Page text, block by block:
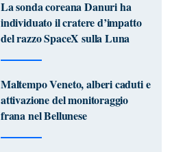
La sonda coreana Danuri ha
individuato il cratere d’impatto
del razzo SpaceX sulla Luna
Maltempo Veneto, alberi caduti e
attivazione del monitoraggio
frana nel Bellunese